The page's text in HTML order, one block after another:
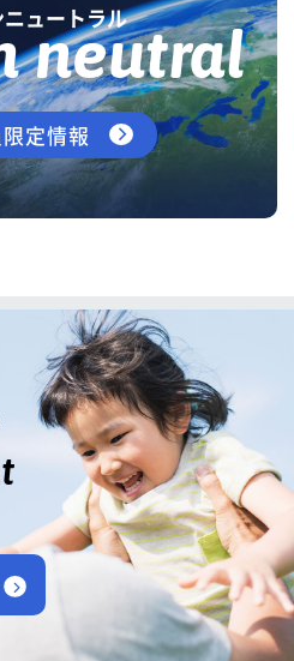
ュートラル
neutral
定情報